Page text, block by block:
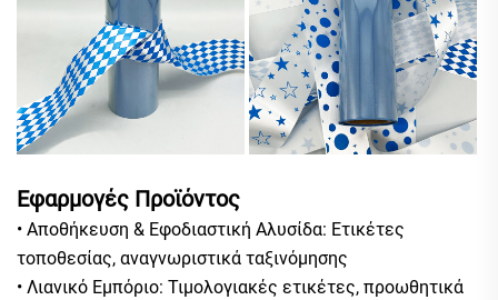
Εφαρμογές Προϊόντος
• Αποθήκευση & Εφοδιαστική Αλυσίδα: Ετικέτες
τοποθεσίας, αναγνωριστικά ταξινόμησης
• Λιανικό Εμπόριο: Τιμολογιακές ετικέτες, προωθητικά